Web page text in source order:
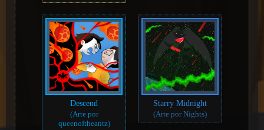
Descend
(Arte por
queenoftheantz)
Starry Midnight
(Arte por Nights)